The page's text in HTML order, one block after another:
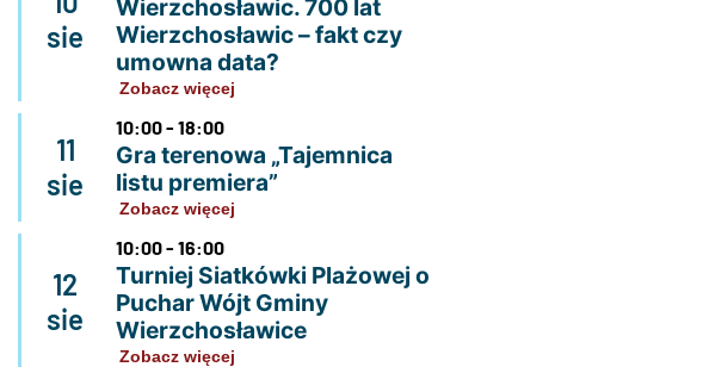
sie
Wierzchosławic. 700 lat
Wierzchosławic – fakt czy
umowna data?
Zobacz więcej
11
sie
10:00 - 18:00
Gra terenowa „Tajemnica
listu premiera”
Zobacz więcej
12
sie
10:00 - 16:00
Turniej Siatkówki Plażowej o
Puchar Wójt Gminy
Wierzchosławice
Zobacz więcej